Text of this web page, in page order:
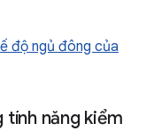
độ ngủ đông của
tính năng kiểm